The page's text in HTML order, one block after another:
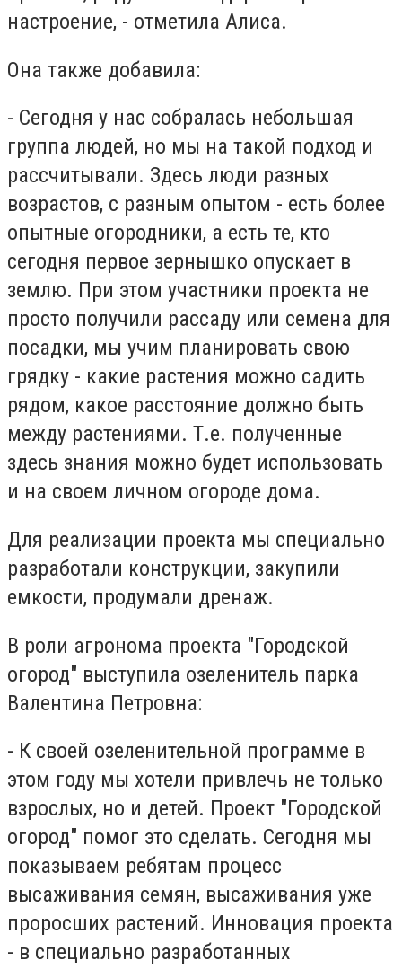
настроение, - отметила Алиса.
Она также добавила:
- Сегодня у нас собралась небольшая
группа людей, но мы на такой подход и
рассчитывали. Здесь люди разных
возрастов, с разным опытом - есть более
опытные огородники, а есть те, кто
сегодня первое зернышко опускает в
землю. При этом участники проекта не
просто получили рассаду или семена для
посадки, мы учим планировать свою
грядку - какие растения можно садить
рядом, какое расстояние должно быть
между растениями. Т.е. полученные
здесь знания можно будет использовать
и на своем личном огороде дома.
Для реализации проекта мы специально
разработали конструкции, закупили
емкости, продумали дренаж.
В роли агронома проекта "Городской
огород" выступила озеленитель парка
Валентина Петровна:
- К своей озеленительной программе в
этом году мы хотели привлечь не только
взрослых, но и детей. Проект "Городской
огород" помог это сделать. Сегодня мы
показываем ребятам процесс
высаживания семян, высаживания уже
проросших растений. Инновация проекта
- в специально разработанных